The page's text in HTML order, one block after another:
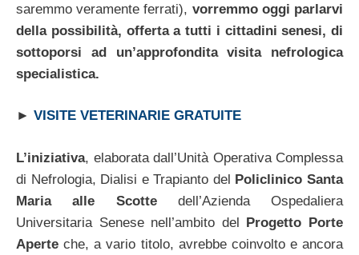
saremmo veramente ferrati), vorremmo oggi parlarvi
della possibilità, offerta a tutti i cittadini senesi, di
sottoporsi ad un’approfondita visita nefrologica
specialistica.
► VISITE VETERINARIE GRATUITE
L’iniziativa, elaborata dall’Unità Operativa Complessa
di Nefrologia, Dialisi e Trapianto del Policlinico Santa
Maria alle Scottedell’Azienda Ospedaliera
Universitaria Senese nell’ambito del Progetto Porte
Aperte che, a vario titolo, avrebbe coinvolto e ancora